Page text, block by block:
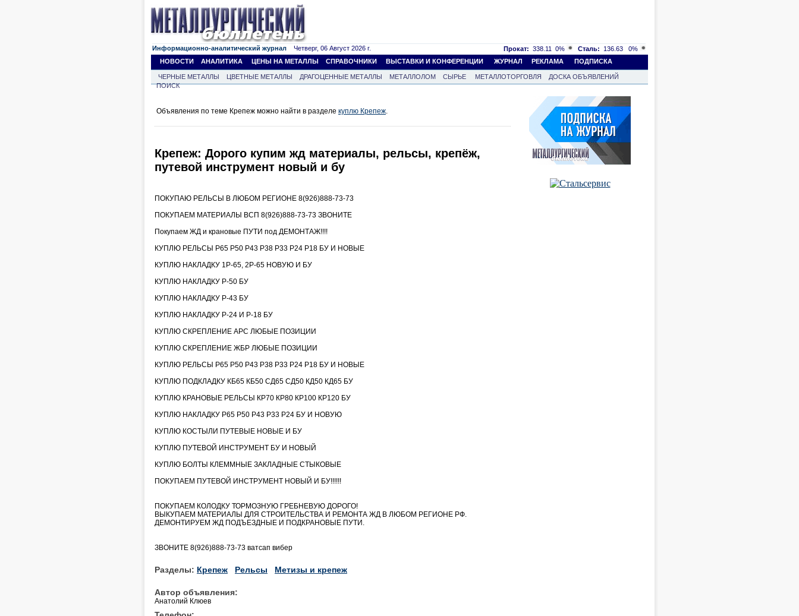
Информационно-аналитический журнал Четверг, 06 Август 2026 г. Прокат: 338.11 0% Сталь: 136.63
0%
НОВОСТИ
АНАЛИТИКА ЦЕНЫ НА МЕТАЛЛЫ СПРАВОЧНИКИ ВЫСТАВКИ И КОНФЕРЕНЦИИ ЖУРНАЛ РЕКЛАМА ПОДПИСКА
ЧЕРНЫЕ МЕТАЛЛЫ ЦВЕТНЫЕ МЕТАЛЛЫ ДРАГОЦЕННЫЕ МЕТАЛЛЫ МЕТАЛЛОЛОМ СЫРЬЕ МЕТАЛЛОТОРГОВЛЯ
ДОСКА ОБЪЯВЛЕНИЙ
ПОИСК
Объявления по теме Крепеж можно найти в разделе куплю Крепеж.
Крепеж: Дорого купим жд материалы, рельсы, крепёж,
путевой инструмент новый и бу
ПОКУПАЮ РЕЛЬСЫ В ЛЮБОМ РЕГИОНЕ 8(926)888-73-73
ПОКУПАЕМ МАТЕРИАЛЫ ВСП 8(926)888-73-73 ЗВОНИТЕ
Покупаем ЖД и крановые ПУТИ под ДЕМОНТАЖ!!!!
КУПЛЮ РЕЛЬСЫ Р65 Р50 Р43 Р38 Р33 Р24 Р18 БУ И НОВЫЕ
КУПЛЮ НАКЛАДКУ 1Р-65, 2Р-65 НОВУЮ И БУ
КУПЛЮ НАКЛАДКУ Р-50 БУ
КУПЛЮ НАКЛАДКУ Р-43 БУ
КУПЛЮ НАКЛАДКУ Р-24 И Р-18 БУ
КУПЛЮ СКРЕПЛЕНИЕ АРС ЛЮБЫЕ ПОЗИЦИИ
КУПЛЮ СКРЕПЛЕНИЕ ЖБР ЛЮБЫЕ ПОЗИЦИИ
КУПЛЮ РЕЛЬСЫ Р65 Р50 Р43 Р38 Р33 Р24 Р18 БУ И НОВЫЕ
КУПЛЮ ПОДКЛАДКУ КБ65 КБ50 СД65 СД50 КД50 КД65 БУ
КУПЛЮ КРАНОВЫЕ РЕЛЬСЫ КР70 КР80 КР100 КР120 БУ
КУПЛЮ НАКЛАДКУ Р65 Р50 Р43 Р33 Р24 БУ И НОВУЮ
КУПЛЮ КОСТЫЛИ ПУТЕВЫЕ НОВЫЕ И БУ
КУПЛЮ ПУТЕВОЙ ИНСТРУМЕНТ БУ И НОВЫЙ
КУПЛЮ БОЛТЫ КЛЕММНЫЕ ЗАКЛАДНЫЕ СТЫКОВЫЕ
ПОКУПАЕМ ПУТЕВОЙ ИНСТРУМЕНТ НОВЫЙ И БУ!!!!!!
ПОКУПАЕМ КОЛОДКУ ТОРМОЗНУЮ ГРЕБНЕВУЮ ДОРОГО!
ВЫКУПАЕМ МАТЕРИАЛЫ ДЛЯ СТРОИТЕЛЬСТВА И РЕМОНТА ЖД В ЛЮБОМ РЕГИОНЕ РФ.
ДЕМОНТИРУЕМ ЖД ПОДЪЕЗДНЫЕ И ПОДКРАНОВЫЕ ПУТИ.
ЗВОНИТЕ 8(926)888-73-73 ватсап вибер
Разделы: Крепеж Рельсы Метизы и крепеж
Автор объявления:
Анатолий Клюев